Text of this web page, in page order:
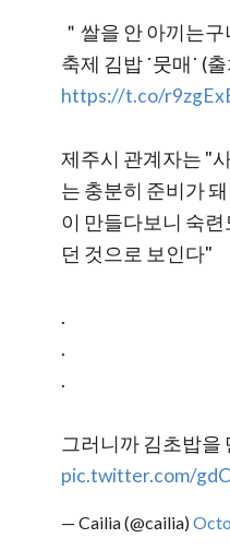
＂쌀을 안 아끼는
축제 김밥 ˙뭇매˙ (
https://t.co/
제주시 관계자는 "
는 충분히 준비가
이 만들다보니 숙
던 것으로 보인다"
.
.
.
그러니까 김초밥을
pic.twitter.com/
— Cailia (@cailia)